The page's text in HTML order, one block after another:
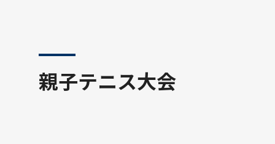
親子テニス大会